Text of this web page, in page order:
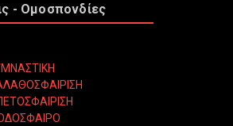
- Ομοσπονδίες